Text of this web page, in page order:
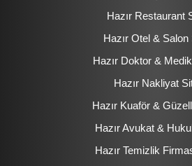
Hazır Restaurant
Hazır Otel & Salon
Hazır Doktor &
Hazır Nakliyat
Hazır Kuaför &
Hazır Avukat &
Hazır Temizlik